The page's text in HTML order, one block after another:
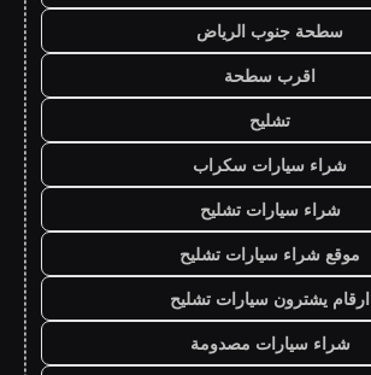
سطحة جنوب الرياض
اقرب سطحة
تشليح
شراء سيارات سكراب
شراء سيارات تشليح
موقع شراء سيارات تشليح
ارقام يشترون سيارات تشليح
شراء سيارات مصدومة